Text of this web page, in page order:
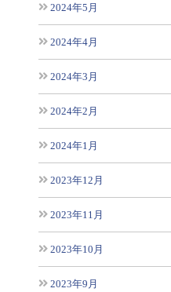
2024年5月
2024年4月
2024年3月
2024年2月
2024年1月
2023年12月
2023年11月
2023年10月
2023年9月